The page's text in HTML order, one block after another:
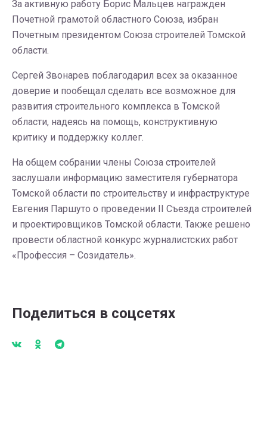
За активную работу Борис Мальцев награжден
Почетной грамотой областного Союза, избран
Почетным президентом Союза строителей Томской
области.
Сергей Звонарев поблагодарил всех за оказанное
доверие и пообещал сделать все возможное для
развития строительного комплекса в Томской
области, надеясь на помощь, конструктивную
критику и поддержку коллег.
На общем собрании члены Союза строителей
заслушали информацию заместителя губернатора
Томской области по строительству и инфраструктуре
Евгения Паршуто о проведении II Съезда строителей
и проектировщиков Томской области. Также решено
провести областной конкурс журналистских работ
«Профессия – Созидатель».
Поделиться в соцсетях